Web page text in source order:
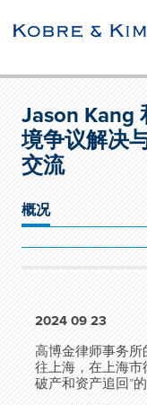
Jason Kang
境争议解决
交流
概况
2024 09 23
高博金律师事务所
往上海，在上海市
破产和资产追回”的